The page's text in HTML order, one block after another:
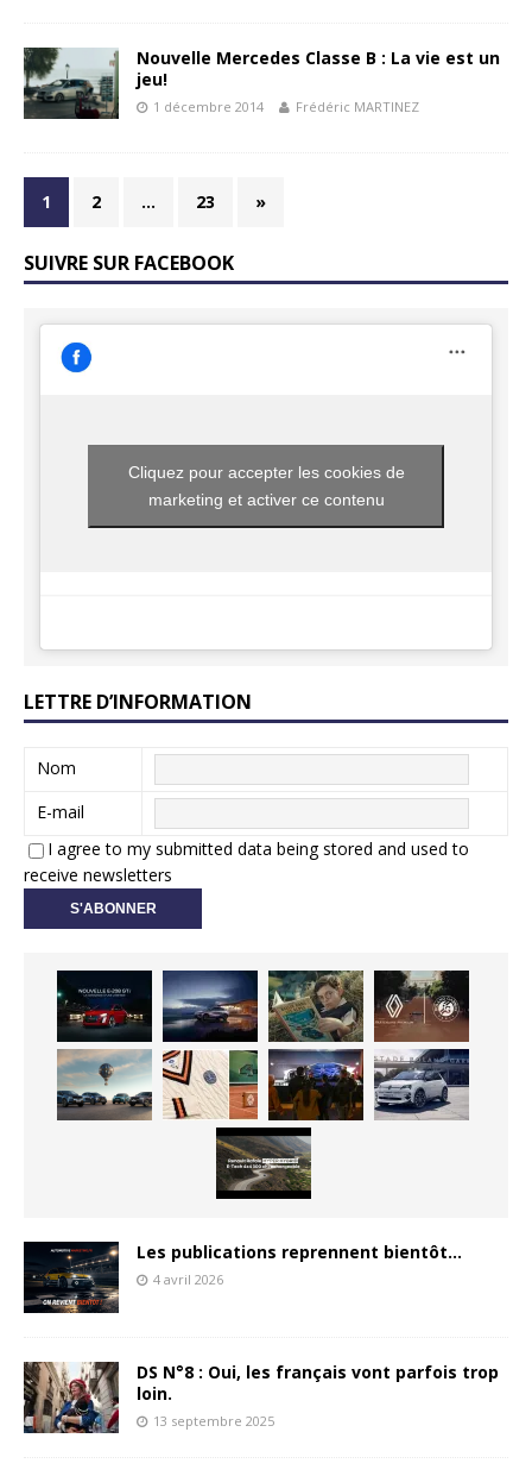
Nouvelle Mercedes Classe B : La vie est un
jeu!
1 décembre 2014 Frédéric MARTINEZ
1 2 … 23 »
SUIVRE SUR FACEBOOK
Cliquez pour accepter les cookies de
marketing et activer ce contenu
LETTRE D’INFORMATION
Nom
E-mail
I agree to my submitted data being stored and used to
receive newsletters
Les publications reprennent bientôt…
4 avril 2026
DS N°8 : Oui, les français vont parfois trop
loin.
13 septembre 2025